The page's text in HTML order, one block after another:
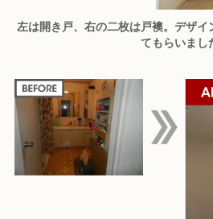
左は開き戸、右の二枚は戸襖。デザ
てもらいまし